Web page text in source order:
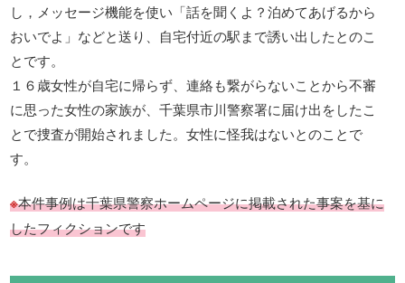
し，メッセージ機能を使い「話を聞くよ？泊めてあげるから
おいでよ」などと送り、自宅付近の駅まで誘い出したとのこ
とです。
１６歳女性が自宅に帰らず、連絡も繋がらないことから不審
に思った女性の家族が、千葉県市川警察署に届け出をしたこ
とで捜査が開始されました。女性に怪我はないとのことで
す。
※本件事例は千葉県警察ホームページに掲載された事案を基に
したフィクションです